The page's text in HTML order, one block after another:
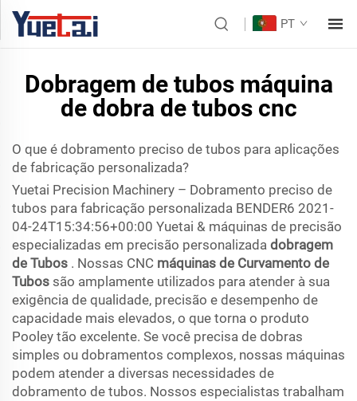
PT
Dobragem de tubos máquina
de dobra de tubos cnc
O que é dobramento preciso de tubos para aplicações
de fabricação personalizada?
Yuetai Precision Machinery – Dobramento preciso de
tubos para fabricação personalizada BENDER6 2021-
04-24T15:34:56+00:00 Yuetai & máquinas de precisão
especializadas em precisão personalizada dobragem
de Tubos . Nossas CNC máquinas de Curvamento de
Tubos são amplamente utilizados para atender à sua
exigência de qualidade, precisão e desempenho de
capacidade mais elevados, o que torna o produto
Pooley tão excelente. Se você precisa de dobras
simples ou dobramentos complexos, nossas máquinas
podem atender a diversas necessidades de
dobramento de tubos. Nossos especialistas trabalham